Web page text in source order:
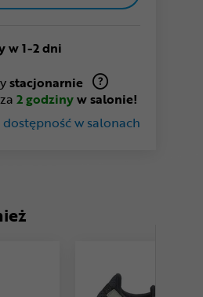
w 1-2 dni
stacjonarnie
2 godzinyw salonie!
w salonach